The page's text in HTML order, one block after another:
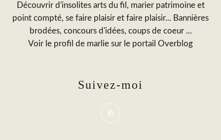
Découvrir d'insolites arts du fil, marier patrimoine et
point compté, se faire plaisir et faire plaisir... Bannières
brodées, concours d'idées, coups de coeur ...
Voir le profil de marlie sur le portail Overblog
Suivez-moi